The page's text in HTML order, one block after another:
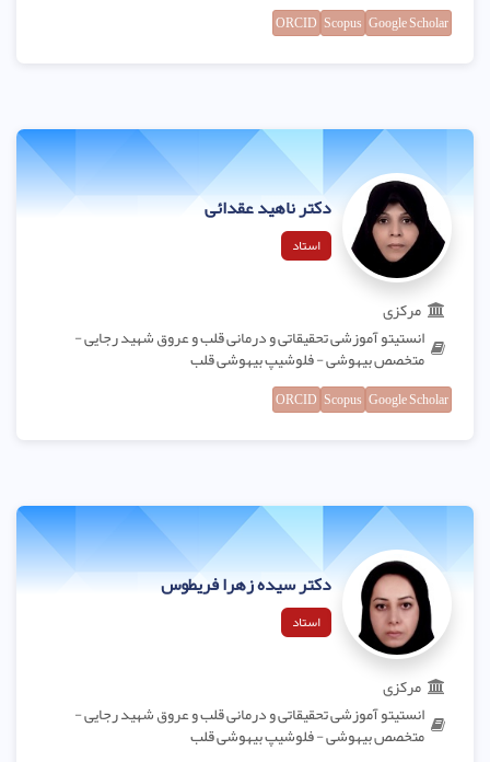
Google Scholar
Scopus
ORCID
دکتر ناهید عقدائی
استاد
مرکزی
انستیتو آموزشی تحقیقاتی و درمانی قلب و عروق شهید رجایی -
متخصص بیهوشی - فلوشیپ بیهوشی قلب
Google Scholar
Scopus
ORCID
دکتر سیده زهرا فریطوس
استاد
مرکزی
انستیتو آموزشی تحقیقاتی و درمانی قلب و عروق شهید رجایی -
متخصص بیهوشی - فلوشیپ بیهوشی قلب